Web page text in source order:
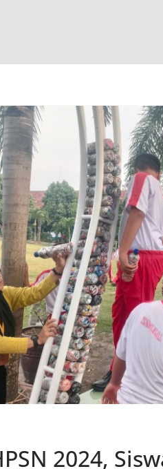
2024,